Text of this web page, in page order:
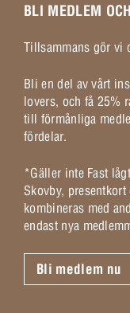
BLI MEDLEM
Tillsammans gör vi
Bli en del av vårt
lovers, och få 25%
till förmånliga
fördelar.
*Gäller inte Fast
Skovby,
kombineras med
endast nya
Bli medlem nu